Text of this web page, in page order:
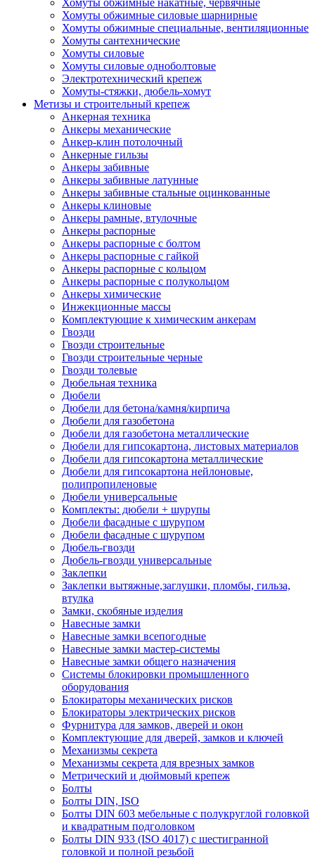
Хомуты обжимные накатные, червячные
Хомуты обжимные силовые шарнирные
Хомуты обжимные специальные, вентиляционные
Хомуты сантехнические
Хомуты силовые
Хомуты силовые одноболтовые
Электротехнический крепеж
Хомуты-стяжки, дюбель-хомут
Метизы и строительный крепеж
Анкерная техника
Анкеры механические
Анкер-клин потолочный
Анкерные гильзы
Анкеры забивные
Анкеры забивные латунные
Анкеры забивные стальные оцинкованные
Анкеры клиновые
Анкеры рамные, втулочные
Анкеры распорные
Анкеры распорные с болтом
Анкеры распорные с гайкой
Анкеры распорные с кольцом
Анкеры распорные с полукольцом
Анкеры химические
Инжекционные массы
Комплектующие к химическим анкерам
Гвозди
Гвозди строительные
Гвозди строительные черные
Гвозди толевые
Дюбельная техника
Дюбели
Дюбели для бетона/камня/кирпича
Дюбели для газобетона
Дюбели для газобетона металлические
Дюбели для гипсокартона, листовых материалов
Дюбели для гипсокартона металлические
Дюбели для гипсокартона нейлоновые,
полипропиленовые
Дюбели универсальные
Комплекты: дюбели + шурупы
Дюбели фасадные с шурупом
Дюбели фасадные с шурупом
Дюбель-гвозди
Дюбель-гвозди универсальные
Заклепки
Заклепки вытяжные,заглушки, пломбы, гильза,
втулка
Замки, скобяные изделия
Навесные замки
Навесные замки всепогодные
Навесные замки мастер-системы
Навесные замки общего назначения
Системы блокировки промышленного
оборудования
Блокираторы механических рисков
Блокираторы электрических рисков
Фурнитура для замков, дверей и окон
Комплектующие для дверей, замков и ключей
Механизмы секрета
Механизмы секрета для врезных замков
Метрический и дюймовый крепеж
Болты
Болты DIN, ISO
Болты DIN 603 мебельные с полукруглой головкой
и квадратным подголовком
Болты DIN 933 (ISO 4017) с шестигранной
головкой и полной резьбой